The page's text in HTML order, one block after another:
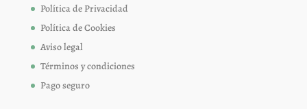
Política de Privacidad
Política de Cookies
Aviso legal
Términos y condiciones
Pago seguro